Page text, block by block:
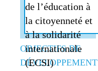
OBJECTIFS DE
DÉVELOPPEMENT